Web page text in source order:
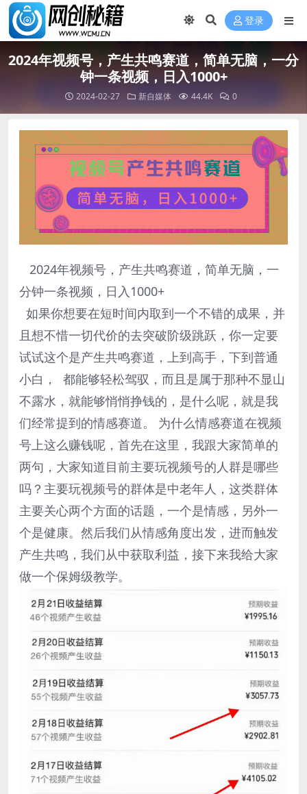
登录
2024年视频号，产生共鸣赛道，简单无脑，一分
钟一条视频，日入1000+
2024-02-27 新自媒体 44.4K 0
2024年视频号，产生共鸣赛道，简单无脑，一
分钟一条视频，日入1000+
如果你想要在短时间内取到一个不错的成果，并
且想不惜一切代价的去突破阶级跳跃，你一定要
试试这个是产生共鸣赛道，上到高手，下到普通
小白， 都能够轻松驾驭，而且是属于那种不显山
不露水，就能够悄悄挣钱的，是什么呢，就是我
们经常提到的情感赛道。 为什么情感赛道在视频
号上这么赚钱呢，首先在这里，我跟大家简单的
两句，大家知道目前主要玩视频号的人群是哪些
吗？主要玩视频号的群体是中老年人，这类群体
主要关心两个方面的话题，一个是情感，另外一
个是健康。然后我们从情感角度出发，进而触发
产生共鸣，我们从中获取利益，接下来我给大家
做一个保姆级教学。